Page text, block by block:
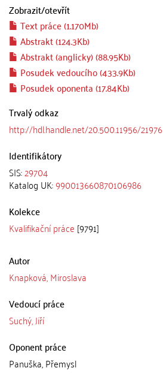
Zobrazit/otevřít
Text práce (1.170Mb)
Abstrakt (124.3Kb)
Abstrakt (anglicky) (88.95Kb)
Posudek vedoucího (433.9Kb)
Posudek oponenta (17.84Kb)
Trvalý odkaz
http://hdl.handle.net/20.500.11956/21976
Identifikátory
SIS:29704
Katalog UK:990013660870106986
Kolekce
Kvalifikační práce [9791]
Autor
Knapková, Miroslava
Vedoucí práce
Suchý, Jiří
Oponent práce
Panuška, Přemysl